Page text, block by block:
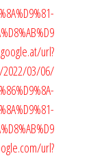
url?
2022/03/06/
url?